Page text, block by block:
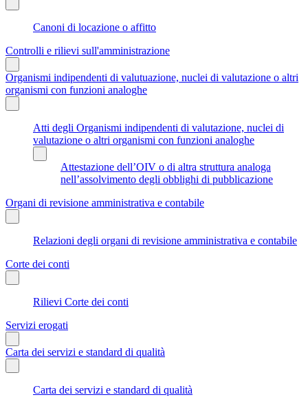
Canoni di locazione o affitto
Controlli e rilievi sull'amministrazione
Organismi indipendenti di valutuazione, nuclei di valutazione o altri
organismi con funzioni analoghe
Atti degli Organismi indipendenti di valutazione, nuclei di
valutazione o altri organismi con funzioni analoghe
Attestazione dell’OIV o di altra struttura analoga
nell’assolvimento degli obblighi di pubblicazione
Organi di revisione amministrativa e contabile
Relazioni degli organi di revisione amministrativa e contabile
Corte dei conti
Rilievi Corte dei conti
Servizi erogati
Carta dei servizi e standard di qualità
Carta dei servizi e standard di qualità